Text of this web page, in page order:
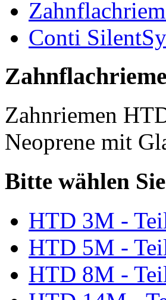
Conti
Zahnriemen
Neoprene mit
Bitte wählen
HTD 3M -
HTD 5M -
HTD 8M -